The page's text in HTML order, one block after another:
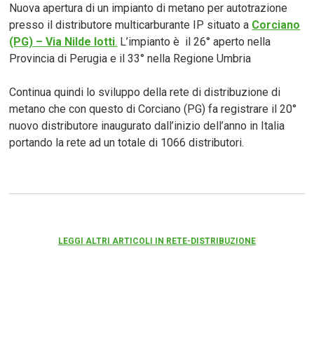
Nuova apertura di un impianto di metano per autotrazione
presso il distributore multicarburante IP situato a Corciano
(PG) – Via Nilde Iotti. L’impianto è il 26° aperto nella
Provincia di Perugia e il 33° nella Regione Umbria
Continua quindi lo sviluppo della rete di distribuzione di
metano che con questo di Corciano (PG) fa registrare il 20°
nuovo distributore inaugurato dall’inizio dell’anno in Italia
portando la rete ad un totale di 1066 distributori.
LEGGI ALTRI ARTICOLI IN RETE-DISTRIBUZIONE